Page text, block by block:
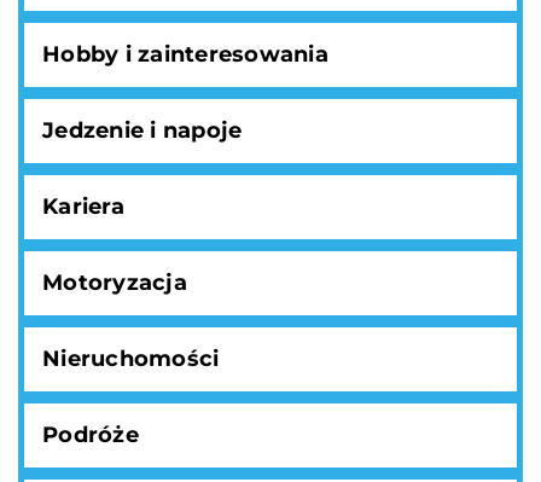
Hobby i zainteresowania
Jedzenie i napoje
Kariera
Motoryzacja
Nieruchomości
Podróże